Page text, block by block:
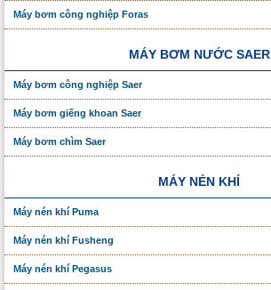
Máy bơm công nghiệp Foras
MÁY BƠM NƯỚC SAER
Máy bơm công nghiệp Saer
Máy bơm giếng khoan Saer
Máy bơm chìm Saer
MÁY NÉN KHÍ
Máy nén khí Puma
Máy nén khí Fusheng
Máy nén khí Pegasus